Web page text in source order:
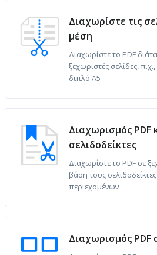
Διαχωρίστε τις
μέση
Διαχωρίστε το PDF
ξεχωριστές σελίδες,
διπλό A5
Διαχωρισμός PDF
σελιδοδείκτες
Διαχωρίστε το PDF σε
βάση τους
περιεχομένων
Διαχωρισμός